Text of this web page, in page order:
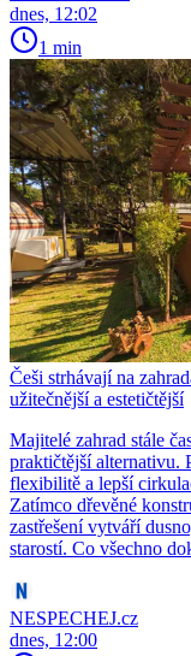
dnes, 12:02
1 min
Češi strhávají na
užitečnější a estetičtější
Majitelé zahrad stále
praktičtější alternativu.
flexibilitě a lepší
Zatímco dřevěné
zastřešení vytváří
starostí. Co všechno
NESPECHEJ.cz
dnes, 12:00